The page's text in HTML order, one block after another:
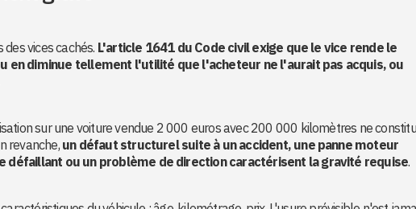
vices cachés. L'article 1641 du Code civil exige que le vice rende le
en diminue tellement l'utilité que l'acheteur ne l'aurait pas acquis, ou
sur une voiture vendue 2 000 euros avec 200 000 kilomètres ne
revanche,un défaut structurel suite à un accident, une panne moteur
défaillant ou un problème de direction caractérisent la gravité requise.